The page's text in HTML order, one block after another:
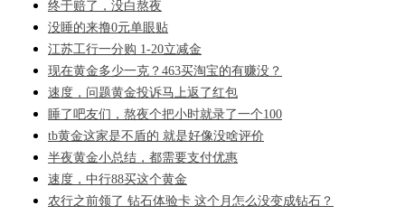
终于赔了，没白熬夜
没睡的来撸0元单眼贴
江苏工行一分购 1-20立减金
现在黄金多少一克？463买淘宝的有赚没？
速度，问题黄金投诉马上返了红包
睡了吧友们，熬夜个把小时就录了一个100
tb黄金这家是不盾的 就是好像没啥评价
半夜黄金小总结，都需要支付优惠
速度，中行88买这个黄金
农行之前领了 钻石体验卡 这个月怎么没变成钻石？